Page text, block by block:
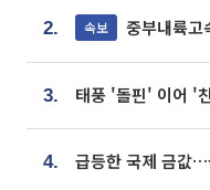
2. 속보 중부내륙고
3.
4. 급등한 국제 금값